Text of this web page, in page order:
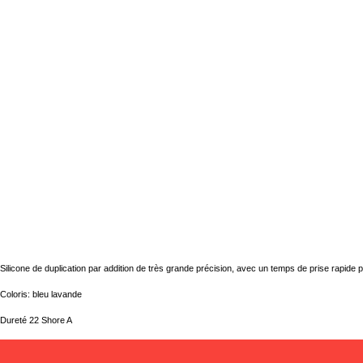
Silicone de duplication par addition de très grande précision, avec un temps de prise rapide
Coloris: bleu lavande
Dureté 22 Shore A